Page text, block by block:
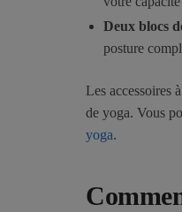
Deux blocs
posture
Les accessoires
de yoga. Vous
yoga.